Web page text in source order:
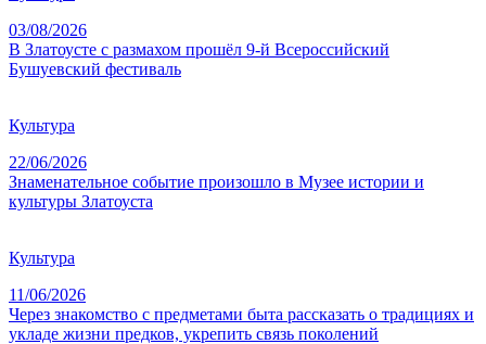
03/08/2026
В Златоусте с размахом прошёл 9-й Всероссийский
Бушуевский фестиваль
Культура
22/06/2026
Знаменательное событие произошло в Музее истории и
культуры Златоуста
Культура
11/06/2026
Через знакомство с предметами быта рассказать о традициях и
укладе жизни предков, укрепить связь поколений